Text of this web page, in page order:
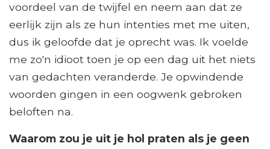
voordeel van de twijfel en neem aan dat ze
eerlijk zijn als ze hun intenties met me uiten,
dus ik geloofde dat je oprecht was. Ik voelde
me zo'n idioot toen je op een dag uit het niets
van gedachten veranderde. Je opwindende
woorden gingen in een oogwenk gebroken
beloften na.
Waarom zou je uit je hol praten als je geen